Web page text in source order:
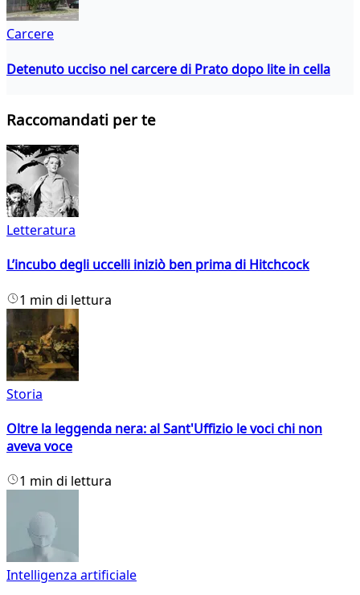
Carcere
Detenuto ucciso nel carcere di Prato dopo lite in cella
Raccomandati per te
Letteratura
L’incubo degli uccelli iniziò ben prima di Hitchcock
1 min di lettura
Storia
Oltre la leggenda nera: al Sant'Uffizio le voci chi non
aveva voce
1 min di lettura
Intelligenza artificiale